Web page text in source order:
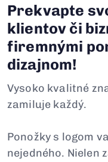
Prekvapte
klientov či
firemnými
dizajnom!
Vysoko kvalitné
zamiluje každý.
Ponožky s logom
nejedného. Nielen